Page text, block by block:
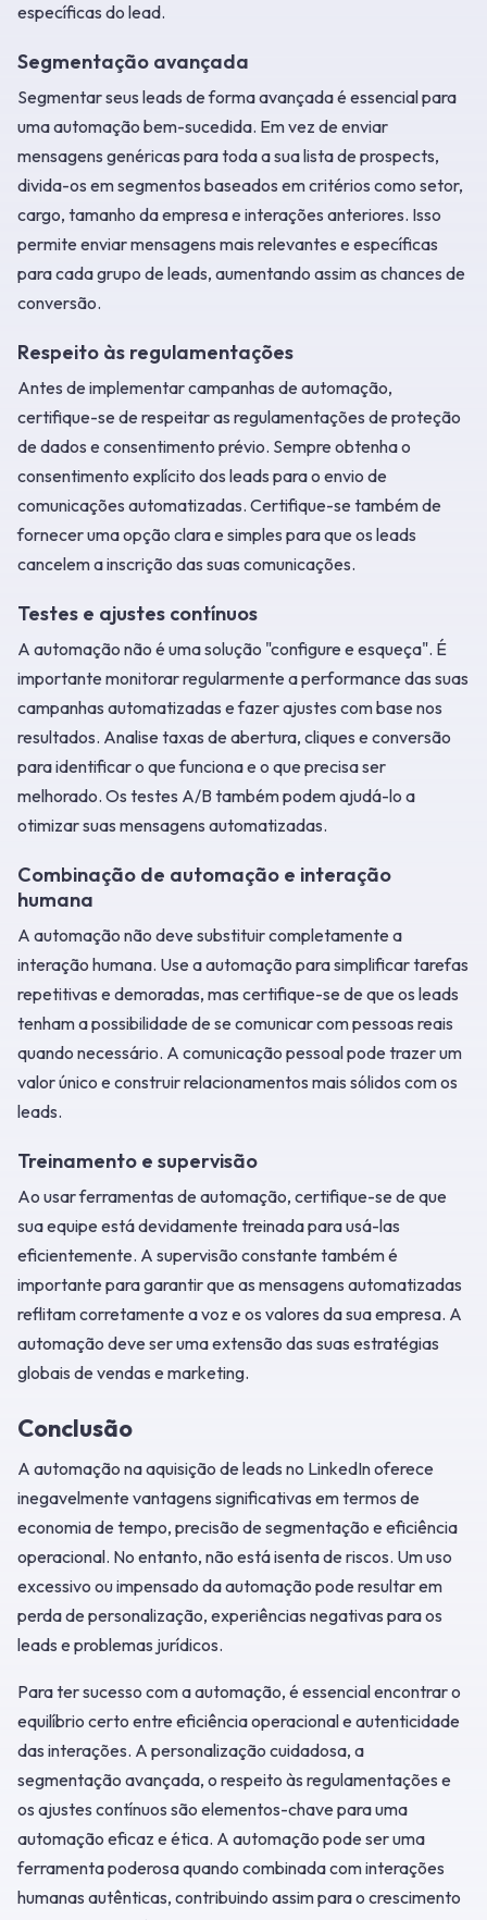
específicas do lead.
Segmentação avançada
Segmentar seus leads de forma avançada é essencial para
uma automação bem-sucedida. Em vez de enviar
mensagens genéricas para toda a sua lista de prospects,
divida-os em segmentos baseados em critérios como setor,
cargo, tamanho da empresa e interações anteriores. Isso
permite enviar mensagens mais relevantes e específicas
para cada grupo de leads, aumentando assim as chances de
conversão.
Respeito às regulamentações
Antes de implementar campanhas de automação,
certifique-se de respeitar as regulamentações de proteção
de dados e consentimento prévio. Sempre obtenha o
consentimento explícito dos leads para o envio de
comunicações automatizadas. Certifique-se também de
fornecer uma opção clara e simples para que os leads
cancelem a inscrição das suas comunicações.
Testes e ajustes contínuos
A automação não é uma solução "configure e esqueça". É
importante monitorar regularmente a performance das suas
campanhas automatizadas e fazer ajustes com base nos
resultados. Analise taxas de abertura, cliques e conversão
para identificar o que funciona e o que precisa ser
melhorado. Os testes A/B também podem ajudá-lo a
otimizar suas mensagens automatizadas.
Combinação de automação e interação
humana
A automação não deve substituir completamente a
interação humana. Use a automação para simplificar tarefas
repetitivas e demoradas, mas certifique-se de que os leads
tenham a possibilidade de se comunicar com pessoas reais
quando necessário. A comunicação pessoal pode trazer um
valor único e construir relacionamentos mais sólidos com os
leads.
Treinamento e supervisão
Ao usar ferramentas de automação, certifique-se de que
sua equipe está devidamente treinada para usá-las
eficientemente. A supervisão constante também é
importante para garantir que as mensagens automatizadas
reflitam corretamente a voz e os valores da sua empresa. A
automação deve ser uma extensão das suas estratégias
globais de vendas e marketing.
Conclusão
A automação na aquisição de leads no LinkedIn oferece
inegavelmente vantagens significativas em termos de
economia de tempo, precisão de segmentação e eficiência
operacional. No entanto, não está isenta de riscos. Um uso
excessivo ou impensado da automação pode resultar em
perda de personalização, experiências negativas para os
leads e problemas jurídicos.
Para ter sucesso com a automação, é essencial encontrar o
equilíbrio certo entre eficiência operacional e autenticidade
das interações. A personalização cuidadosa, a
segmentação avançada, o respeito às regulamentações e
os ajustes contínuos são elementos-chave para uma
automação eficaz e ética. A automação pode ser uma
ferramenta poderosa quando combinada com interações
humanas autênticas, contribuindo assim para o crescimento